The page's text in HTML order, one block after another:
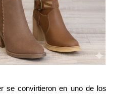
se convirtieron en uno de los